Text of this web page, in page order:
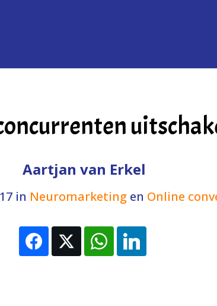
Aartjan van Erkel
in Neuromarketing en Online